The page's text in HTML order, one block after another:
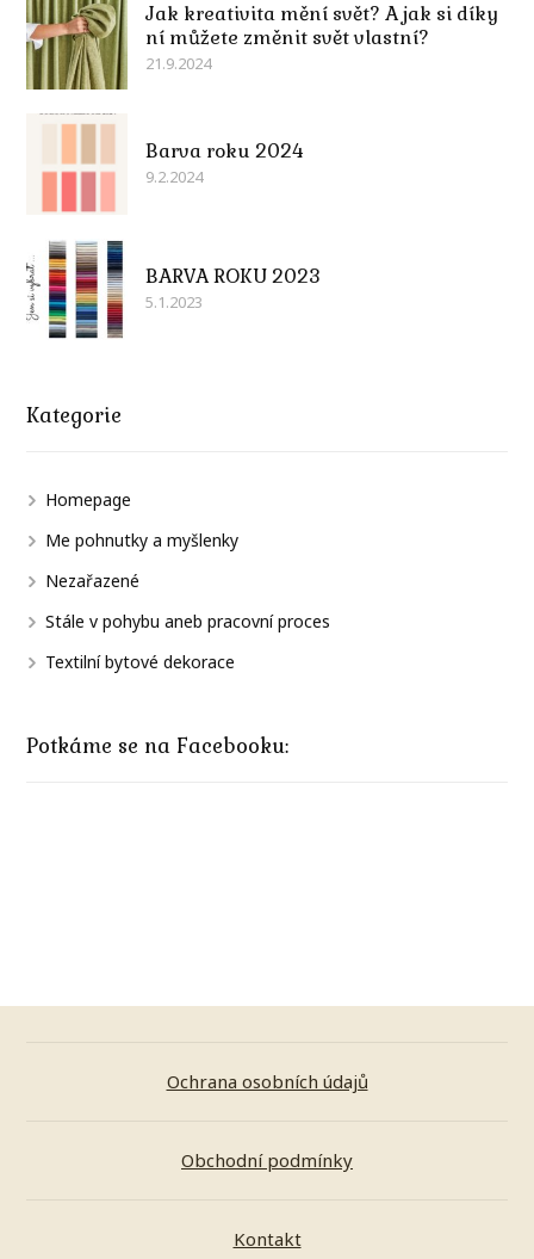
Jak kreativita mění svět? A jak si díky
ní můžete změnit svět vlastní?
21.9.2024
Barva roku 2024
9.2.2024
BARVA ROKU 2023
5.1.2023
Kategorie
Homepage
Me pohnutky a myšlenky
Nezařazené
Stále v pohybu aneb pracovní proces
Textilní bytové dekorace
Potkáme se na Facebooku:
Ochrana osobních údajů
Obchodní podmínky
Kontakt